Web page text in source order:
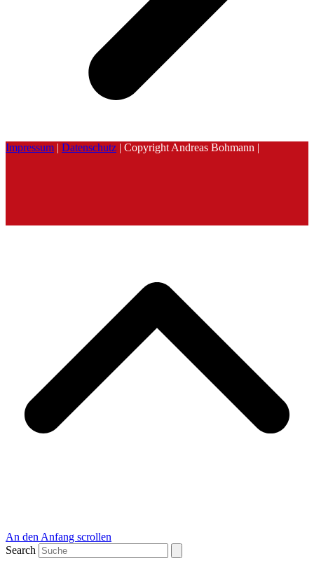
Impressum | Datenschutz | Copyright Andreas Bohmann |
An den Anfang scrollen
Search